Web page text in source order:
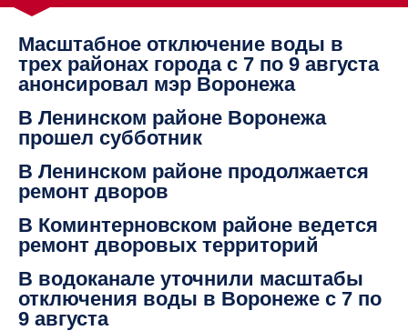
Масштабное отключение воды в
трех районах города с 7 по 9 августа
анонсировал мэр Воронежа
В Ленинском районе Воронежа
прошел субботник
В Ленинском районе продолжается
ремонт дворов
В Коминтерновском районе ведется
ремонт дворовых территорий
В водоканале уточнили масштабы
отключения воды в Воронеже с 7 по
9 августа